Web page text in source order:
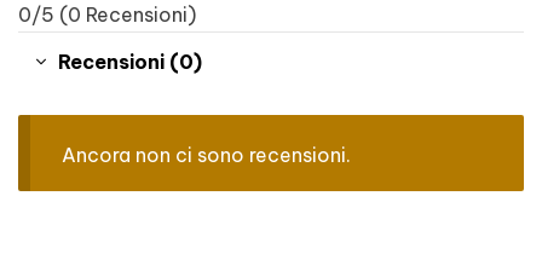
0/5 (0 Recensioni)
Recensioni (0)
Ancora non ci sono recensioni.